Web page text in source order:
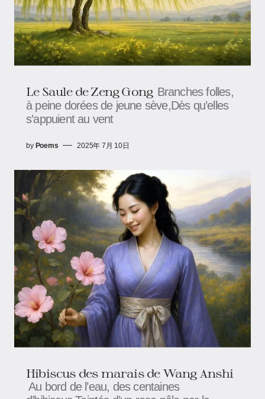
Le Saule​​ de Zeng Gong Branches folles,
à peine dorées de jeune sève,Dès qu’elles
s’appuient au vent
by Poems 2025年 7月 10日
Hibiscus des marais​​ de Wang Anshi
Au bord de l’eau, des centaines